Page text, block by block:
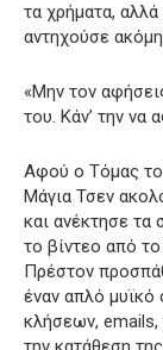
τα χρήματα,
αντηχούσε
«Μην τον
του. Κάν’ την να
Αφού ο Τόμας
Μάγια Τσεν
και ανέκτησε τα
το βίντεο από
Πρέστον
έναν απλό
κλήσεων, emails,